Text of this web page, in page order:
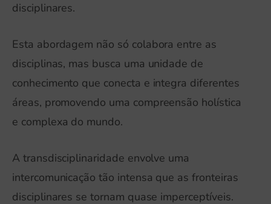
disciplinares.
Esta abordagem não só colabora entre as
disciplinas, mas busca uma unidade de
conhecimento que conecta e integra diferentes
áreas, promovendo uma compreensão holística
e complexa do mundo.
A transdisciplinaridade envolve uma
intercomunicação tão intensa que as fronteiras
disciplinares se tornam quase imperceptíveis.